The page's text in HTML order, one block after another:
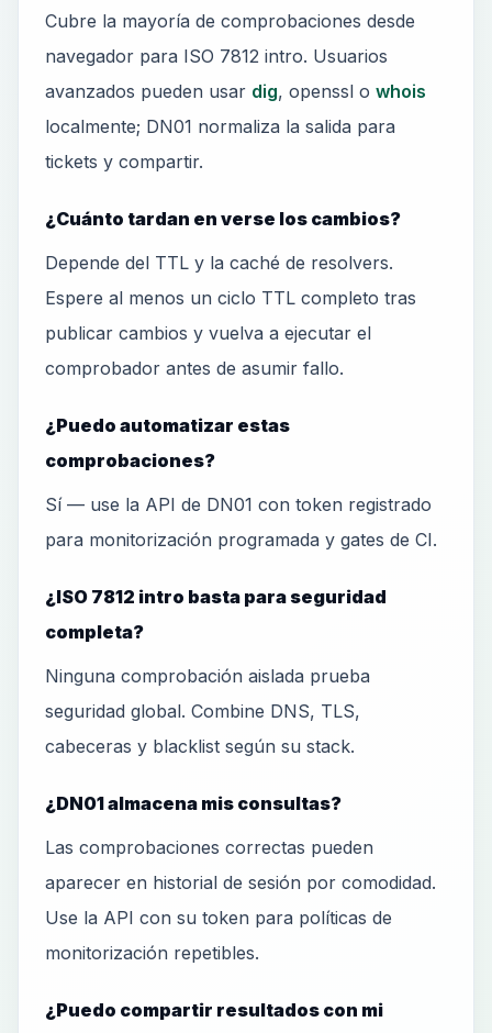
Cubre la mayoría de comprobaciones desde
navegador para ISO 7812 intro. Usuarios
avanzados pueden usar dig, openssl o whois
localmente; DN01 normaliza la salida para
tickets y compartir.
¿Cuánto tardan en verse los cambios?
Depende del TTL y la caché de resolvers.
Espere al menos un ciclo TTL completo tras
publicar cambios y vuelva a ejecutar el
comprobador antes de asumir fallo.
¿Puedo automatizar estas
comprobaciones?
Sí — use la API de DN01 con token registrado
para monitorización programada y gates de CI.
¿ISO 7812 intro basta para seguridad
completa?
Ninguna comprobación aislada prueba
seguridad global. Combine DNS, TLS,
cabeceras y blacklist según su stack.
¿DN01 almacena mis consultas?
Las comprobaciones correctas pueden
aparecer en historial de sesión por comodidad.
Use la API con su token para políticas de
monitorización repetibles.
¿Puedo compartir resultados con mi